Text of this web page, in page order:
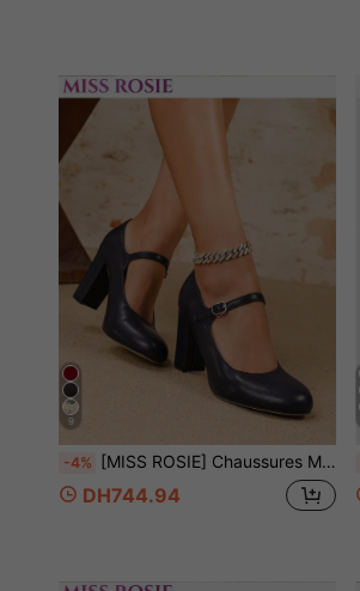
9
-4% [MISS ROSIE] Chaussures Mary Jane élégantes et à la mode pour femmes, talons hauts, couleur unie en cuir PU, bout rond, empeigne basse, talon épais, confortables et douces, sans fatigue, rose, blanc, noir, abricot, bleu marine, nouveau style printemps-été, chaussures de mariée, d'été à succès, sorties, vacances, étiquette professionnelle, rentrée scolaire, Mary Jane sport, chaussures de mariage sur l'île, chaussures de trajet, style Y2K millénaire, style célébrité internet, rehausse la taille pour les petites, vintage français, velours premium
DH744.94